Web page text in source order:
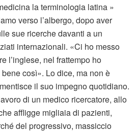
la terminologia latina »
verso l’albergo, dopo aver
sue ricerche davanti a un
internazionali. «Ci ho messo
l’inglese, nel frattempo ho
così». Lo dice, ma non è
il suo impegno quotidiano.
di un medico ricercatore, allo
affligge migliaia di pazienti,
del progressivo, massiccio